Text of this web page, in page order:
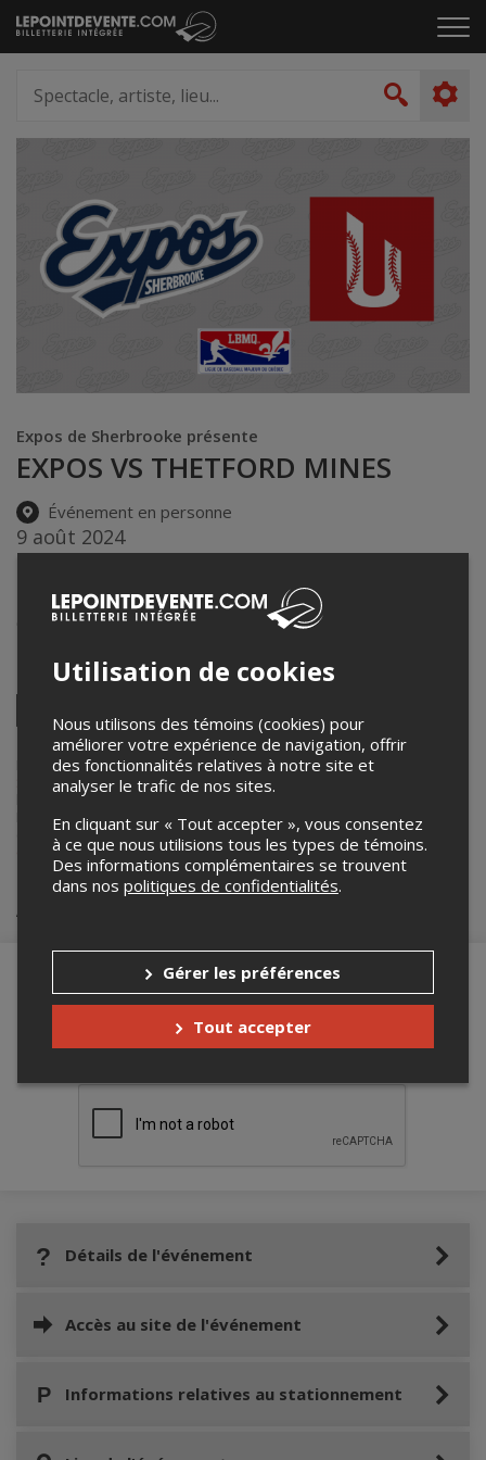
Passer
au
le
artiste,
lieu...
Expos de Sherbrooke présente
EXPOS VS THETFORD MINES
Événement en personne
9 août 2024
20h00 – 23h00 / Entrée: 18h00
Stade Amédée-Roy
600 Rue du Cégep,Sherbrooke QC,Canada
Partagez cet événement
Facebook LinkedinPinterestEnvoyer
par
courriel
Lepointdevente.com agit à titre de mandataire pour Expos de
Sherbrookedans le cadre de l’affichage en ligne et la vente de
billets pour ses événements.
Pour plus d’information à propos de cet événement, veuillez
contacter l’organisateur de l’événement, Expos de Sherbrooke
denis.pelletier@me.com.
Achat de billets
Merci de confirmer que vous n'êtes pas un
robot ci-bas.
Détails de l'événement
Accès au site de l'événement
Informations relatives au stationnement
Utilisation de cookies
Nous utilisons des témoins (cookies) pour
améliorer votre expérience de navigation, offrir
des fonctionnalités relatives à notre site et
analyser le trafic de nos sites.
En cliquant sur « Tout accepter », vous consentez
à ce que nous utilisions tous les types de témoins.
Des informations complémentaires se trouvent
dans nos politiques de confidentialités.
Gérer les préférences
Tout accepter